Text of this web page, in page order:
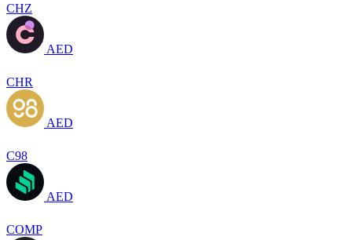
CHZ
AED
CHR
AED
C98
AED
COMP